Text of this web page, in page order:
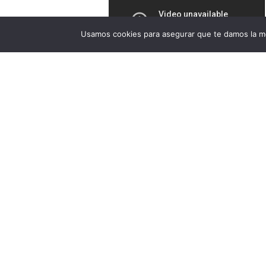
Usamos cookies para asegurar que te damos la